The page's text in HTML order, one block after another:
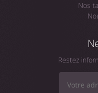
Nos
Restez